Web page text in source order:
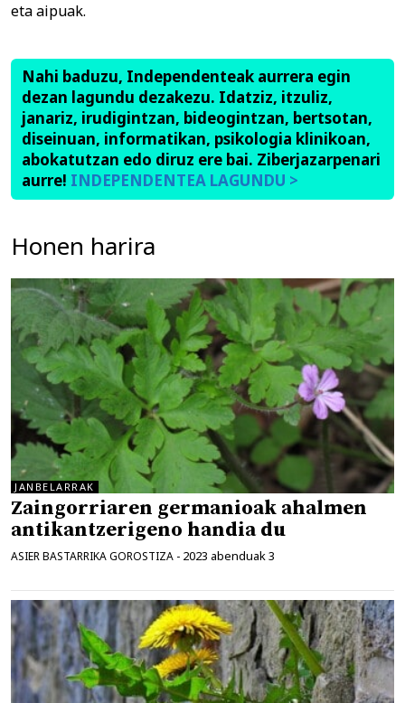
eta aipuak.
Nahi baduzu, Independenteak aurrera egin
dezan lagundu dezakezu. Idatziz, itzuliz,
janariz, irudigintzan, bideogintzan, bertsotan,
diseinuan, informatikan, psikologia klinikoan,
abokatutzan edo diruz ere bai. Ziberjazarpenari
aurre! INDEPENDENTEA LAGUNDU >
Honen harira
JANBELARRAK
Zaingorriaren germanioak ahalmen
antikantzerigeno handia du
ASIER BASTARRIKA GOROSTIZA - 2023 abenduak 3